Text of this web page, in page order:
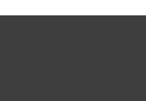
Effect